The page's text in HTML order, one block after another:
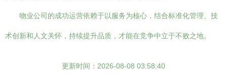
物业公司的成功运营依赖于以服务为核心，结合标准化管理、技
术创新和人文关怀，持续提升品质，才能在竞争中立于不败之地。
更新时间：2026-08-08 03:58:40